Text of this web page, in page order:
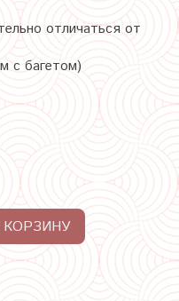
отличаться от
с багетом)
КОРЗИНУ